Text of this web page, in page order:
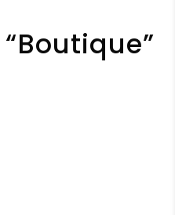
Boutique”